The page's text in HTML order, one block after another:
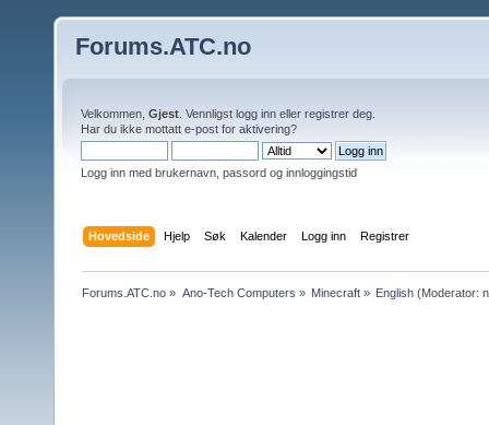
Forums.ATC.no
Velkommen, Gjest . Vennligst logg inn eller registrer deg
Har du ikke mottatt e-post for aktivering?
Logg inn med brukernavn, passord og innloggingstid
Hovedside Hjelp Søk Kalender Logg inn Registrer
Forums.ATC.no » Ano-Tech Computers » Minecraft» English (Moderator: